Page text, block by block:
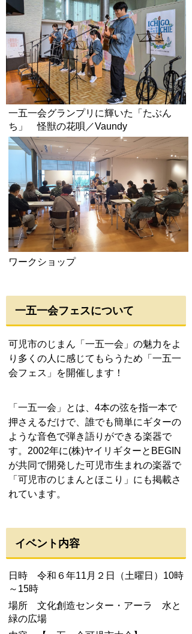
一五一会グランプリに輝いた「たぶん
ち」 怪獣の花唄／Vaundy
ワークショップ
一五一会フェスについて
可児市のじまん「一五一会」の魅力 をよ
り多くの人に感じてもらうため「 一五一
会フェス」を開催します！
「一五一会」と は、 4本の弦を指一本で
押さえるだけで、誰でも簡単にギターの
ような音色で弾き語りができる楽器で
す。2002年に(株)ヤイリギターとBEGIN
が共同で開発した可児市生まれの楽器で
「可児市のじまんとほこり」にも掲載さ
れています。
イベント内容
日時 令和６年11月２日（土曜日）10時
～15時
場所 文化創造センター・アーラ 水と
緑の広場